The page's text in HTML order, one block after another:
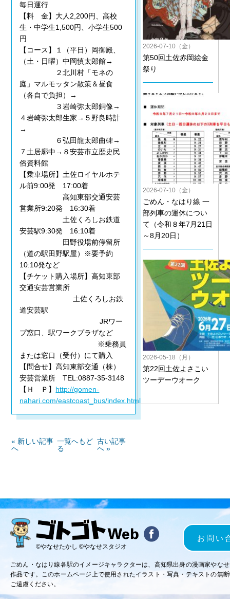
毎日運行
【料 金】大人2,200円、高校
生・中学生1,500円、小学生500
円
【コース】１（平日）岡御殿、
（土・日曜）中岡慎太郎館→
２北川村「モネの
庭」マルモッタン散策＆昼食
（各自で負担）→
３岩崎弥太郎銅像→
４岩崎弥太郎生家→５野良時計
→
６弘田龍太郎曲碑→
７土居廓中→８安芸市立歴史民
俗資料館
【乗車場所】土佐ロイヤルホテ
ル前9:00発 17:00着
高知東部交通安芸
営業所9:20発 16:30着
土佐くろしお鉄道
安芸駅9:30発 16:10着
田野役場前停留所
（道の駅田野駅屋）※要予約
10:10発など
【チケット購入場所】高知東部
交通安芸営業所
土佐くろしお鉄
道安芸駅
JRワー
プ窓口、駅ワークプラザなど
※乗務員
または窓口（受付）にて購入
【問合せ】高知東部交通（株）
安芸営業所 TEL:0887-35-3148
【Ｈ Ｐ】 http://gomen-
nahari.com/eastcoast_bus/index.html
« 新しい記事
へ
一覧へもど
る
古い記事
へ »
2026-07-10（金）
第50回土佐赤岡絵金
祭り
2026-07-10（金）
ごめん・なはり線 一
部列車の運休につい
て（令和８年7月21日
～8月20日）
2026-05-18（月）
第22回土佐よさこい
ツーデーウオーク
©やなせたかし ©やなせスタジオ
お問い
ごめん・なはり線各駅のイメージキャラクターは、高知県出身の漫画家やな
作品です。このホームページ上で使用されたイラスト・写真・テキストの無
ご遠慮ください。